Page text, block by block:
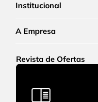
Institucional
A Empresa
Revista de Ofertas